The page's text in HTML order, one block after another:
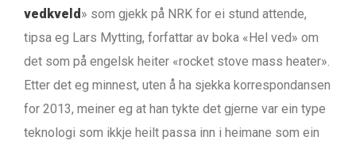
vedkveld » som gjekk på NRK for ei stund attende,
tipsa eg Lars Mytting, forfattar av boka «Hel ved» om
det som på engelsk heiter «rocket stove mass heater».
Etter det eg minnest, uten å ha sjekka korrespondansen
for 2013, meiner eg at han tykte det gjerne var ein type
teknologi som ikkje heilt passa inn i heimane som ein